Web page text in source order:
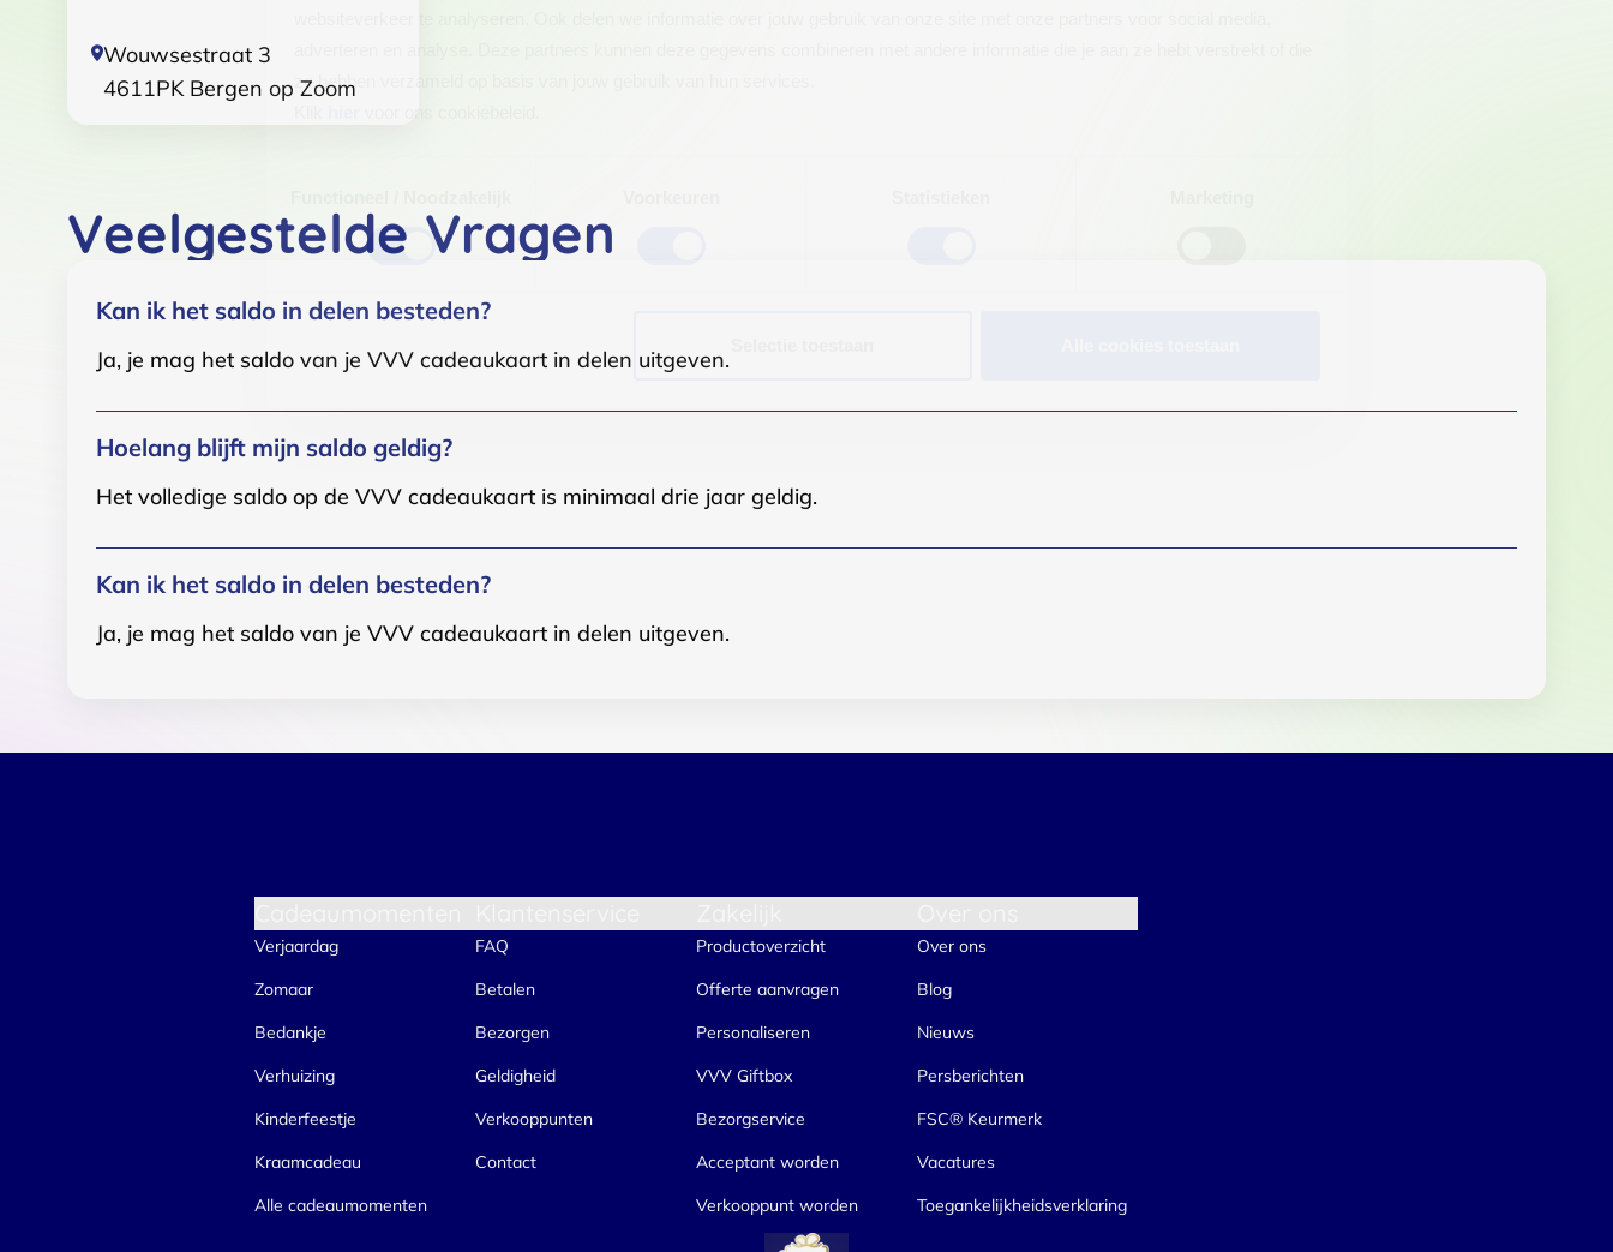
ze hebben verzameld op basis van jouw gebruik van hun services.
voor ons cookiebeleid.
Wouwsestraat 3
4611PK Bergen op Zoom
Veelgestelde Vragen
Kan ik het saldo in delen besteden?
Ja, je mag het saldo van je VVV cadeaukaart in delen uitgeven.
Hoelang blijft mijn saldo geldig?
Het volledige saldo op de VVV cadeaukaart is minimaal drie jaar geldig.
Kan ik het saldo in delen besteden?
Ja, je mag het saldo van je VVV cadeaukaart in delen uitgeven.
Verjaardag
Zomaar
Bedankje
Verhuizing
Kinderfeestje
Kraamcadeau
Alle cadeaumomenten
FAQ
Betalen
Bezorgen
Geldigheid
Verkooppunten
Contact
Productoverzicht
Offerte aanvragen
Personaliseren
VVV Giftbox
Bezorgservice
Acceptant worden
Verkooppunt worden
Over ons
Blog
Nieuws
Persberichten
FSC® Keurmerk
Vacatures
Toegankelijkheidsverklaring